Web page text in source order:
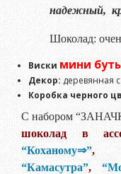
надежный,
Шоколад:
Виски мини
Декор: деревянная
Коробка черного
С набором
шоколад в
“Коханому⇒”,
“Камасутра”,